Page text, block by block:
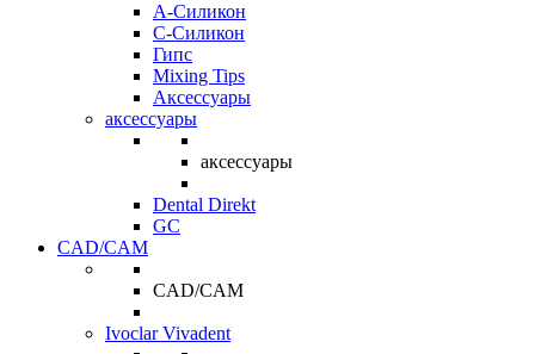
A-Силикон
C-Силикон
Гипс
Mixing Tips
Аксессуары
аксессуары
аксессуары
Dental Direkt
GC
CAD/CAM
CAD/CAM
Ivoclar Vivadent